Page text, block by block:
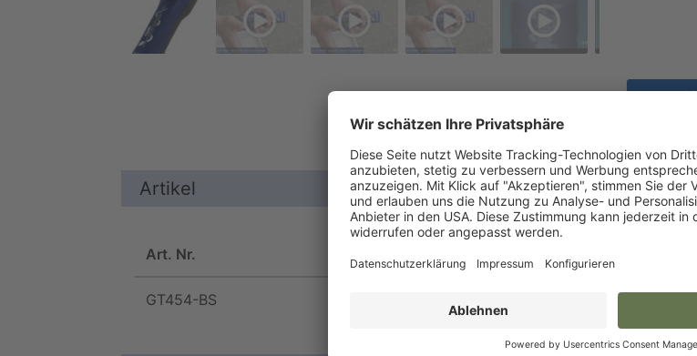
Artikel
Art. Nr.
GT454-BS